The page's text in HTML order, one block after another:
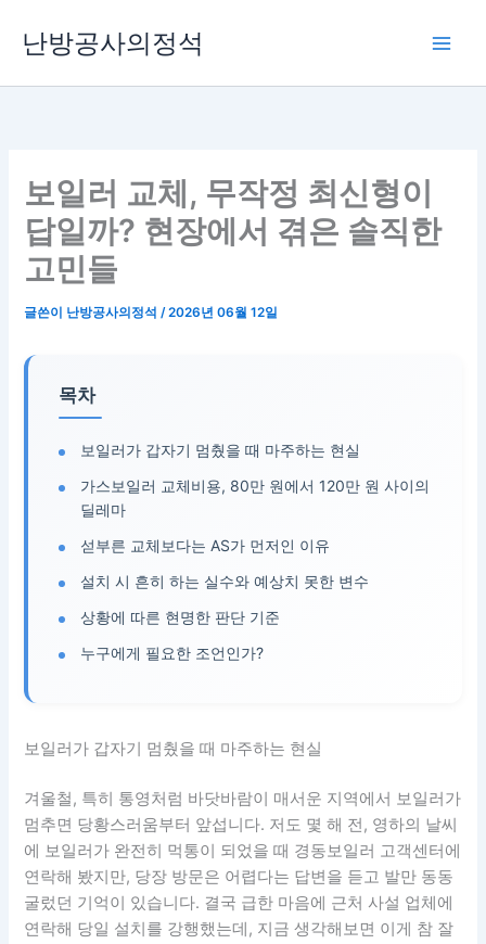
로
난방공사의정석
보일러 교체, 무작정 최신형이
답일까? 현장에서 겪은 솔직한
고민들
글쓴이 난방공사의정석/2026년 06월 12일
목차
보일러가 갑자기 멈췄을 때 마주하는 현실
가스보일러 교체비용, 80만 원에서 120만 원 사이의
딜레마
섣부른 교체보다는 AS가 먼저인 이유
설치 시 흔히 하는 실수와 예상치 못한 변수
상황에 따른 현명한 판단 기준
누구에게 필요한 조언인가?
보일러가 갑자기 멈췄을 때 마주하는 현실
겨울철, 특히 통영처럼 바닷바람이 매서운 지역에서 보일러가
멈추면 당황스러움부터 앞섭니다. 저도 몇 해 전, 영하의 날씨
에 보일러가 완전히 먹통이 되었을 때 경동보일러 고객센터에
연락해 봤지만, 당장 방문은 어렵다는 답변을 듣고 발만 동동
굴렀던 기억이 있습니다. 결국 급한 마음에 근처 사설 업체에
연락해 당일 설치를 강행했는데, 지금 생각해보면 이게 참 잘